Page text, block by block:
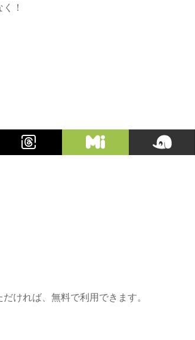
！
ければ、無料で利用できます。